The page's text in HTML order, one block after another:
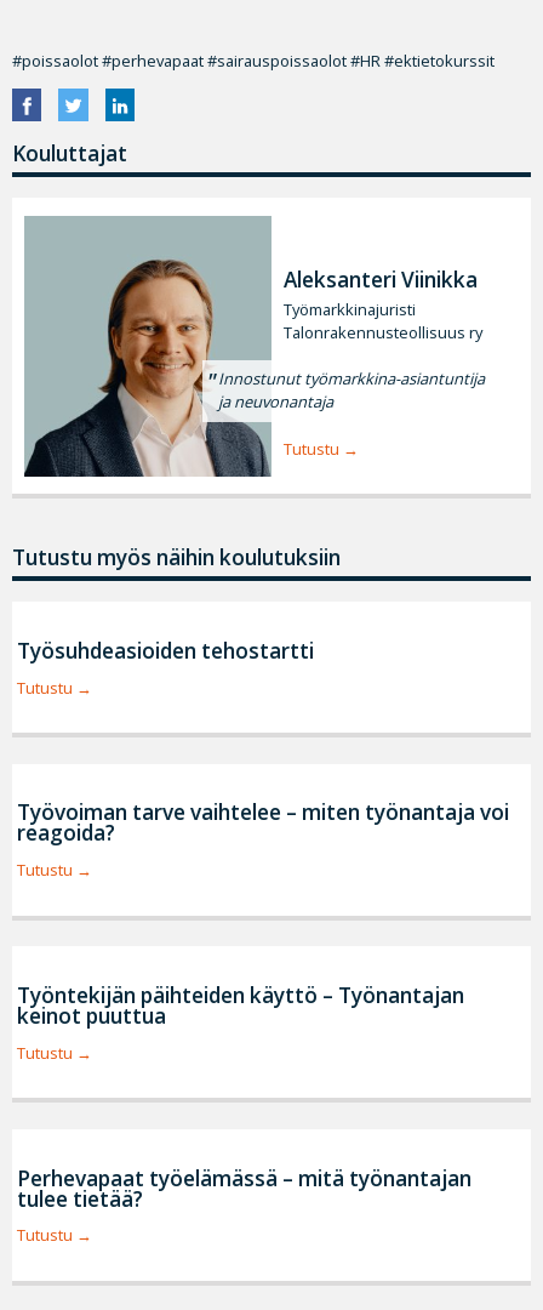
#poissaolot #perhevapaat #sairauspoissaolot #HR #ektietokurssit
Kouluttajat
Aleksanteri Viinikka
Työmarkkinajuristi
Talonrakennusteollisuus ry
Innostunut työmarkkina-asiantuntija
ja neuvonantaja
Tutustu
Tutustu myös näihin koulutuksiin
Työsuhdeasioiden tehostartti
Tutustu
Työvoiman tarve vaihtelee – miten työnantaja voi
reagoida?
Tutustu
Työntekijän päihteiden käyttö – Työnantajan
keinot puuttua
Tutustu
Perhevapaat työelämässä – mitä työnantajan
tulee tietää?
Tutustu